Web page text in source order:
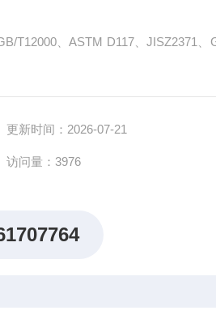
T12000、ASTM D117、JISZ2371、
更新时间：2026-07-21
访问量：3976